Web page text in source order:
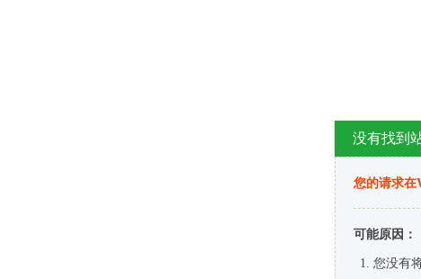
没有找到
您的请求在
可能原因：
您没有